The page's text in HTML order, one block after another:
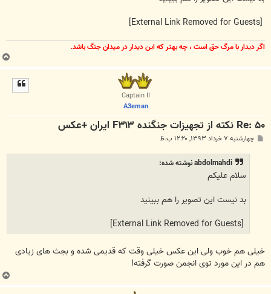
اگر ديدار با مرگ حق است ، چه بهتر كه اين ديدار در ميدان جنگ باشد.
ب
ا
Captain II
A3eman
Re: ۵۰ نکته از تجهیزات جنگنده F۳۱۳ ایران +عکس
پ چهارشنبه ۷ خرداد ۱۳۹۳, ۱۲:۲۰ ب.ظ
abdolmahdi نوشته شده:
سلام عليكم
بد نيست اين تصوير را هم ببينيد
خیلی هم خوب ولی این عکس خیلی وقت که قدیمی شده و بجث های زیادی
هم در این مورد توی انجمن صورت گرفته!
ب
ا